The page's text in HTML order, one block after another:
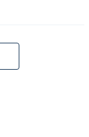
描かれた第5話
いテンポ！」
の演説で泣い